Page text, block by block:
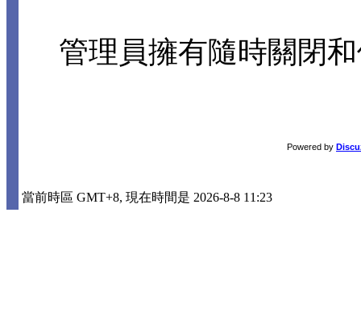
管理員擁有隨時關閉
Powered by
當前時區 GMT+8, 現在時間是 2026-8-8 11:23